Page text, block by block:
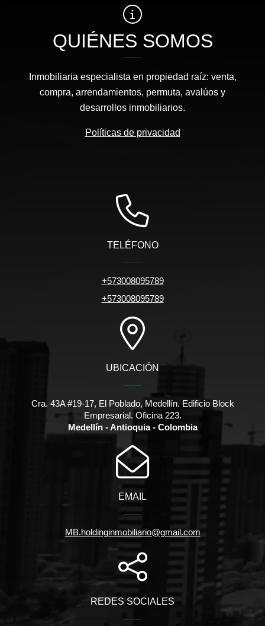
QUIÉNES SOMOS
Inmobiliaria especialista en propiedad raíz: venta,
compra, arrendamientos, permuta, avalúos y
desarrollos inmobiliarios.
Políticas de privacidad
TELÉFONO
+573008095789
+573008095789
UBICACIÓN
Cra. 43A #19-17, El Poblado, Medellín. Edificio Block
Empresarial. Oficina 223.
Medellín - Antioquia - Colombia
EMAIL
MB.holdinginmobiliario@gmail.com
REDES SOCIALES